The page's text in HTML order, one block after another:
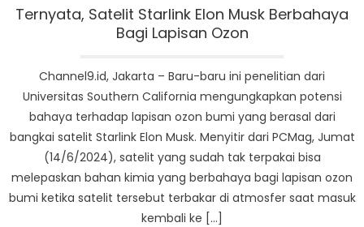
Ternyata, Satelit Starlink Elon Musk Berbahaya
Bagi Lapisan Ozon
Channel9.id, Jakarta – Baru-baru ini penelitian dari
Universitas Southern California mengungkapkan potensi
bahaya terhadap lapisan ozon bumi yang berasal dari
bangkai satelit Starlink Elon Musk. Menyitir dari PCMag, Jumat
(14/6/2024), satelit yang sudah tak terpakai bisa
melepaskan bahan kimia yang berbahaya bagi lapisan ozon
bumi ketika satelit tersebut terbakar di atmosfer saat masuk
kembali ke […]